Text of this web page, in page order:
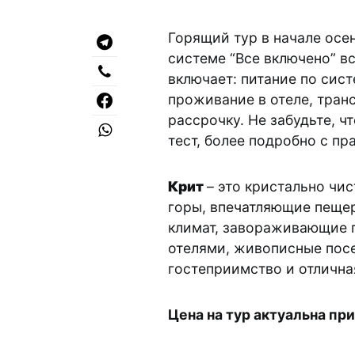
Горящий тур в начале
системе “Все включено”
включает: питание по
проживание в отеле,
рассрочку. Не забудьте,
тест, более подробно с
Крит– это кристально
горы, впечатляющие
климат, завораживающие
отелями, живописные
гостеприимство и
Цена на тур актуальна